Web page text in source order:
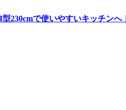
230cmで使いやすいキッチンへ